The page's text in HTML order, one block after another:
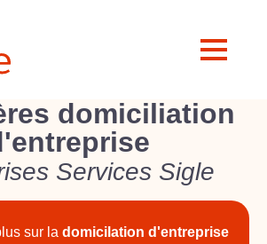
domiciliation
Services Sigle
sur la domicilation d'entreprise